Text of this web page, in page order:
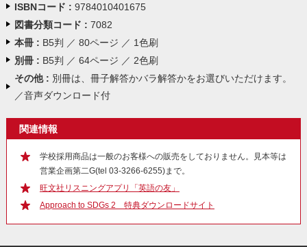
ISBNコード : 9784010401675
図書分類コード : 7082
本冊 : B5判 ／ 80ページ ／ 1色刷
別冊 : B5判 ／ 64ページ ／ 2色刷
その他 : 別冊は、冊子解答かバラ解答かをお選びいただけます。
／音声ダウンロード付
関連情報
学校採用商品は一般のお客様への販売をしておりません。見本等は
営業企画第二G(tel 03-3266-6255)まで。
旺文社リスニングアプリ「英語の友」
Approach to SDGs 2 特典ダウンロードサイト